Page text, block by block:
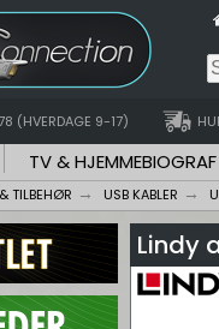
(HVERDAGE 9-17)
TV & HJEMMEBIOGRAF
TILBEHØR USB KABLER
Lindy